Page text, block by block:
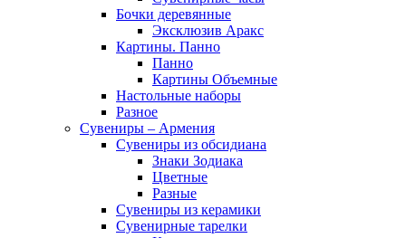
Бочки деревянные
Эксклюзив Аракс
Картины. Панно
Панно
Картины Объемные
Настольные наборы
Разное
Сувениры – Армения
Сувениры из обсидиана
Знаки Зодиака
Цветные
Разные
Сувениры из керамики
Сувенирные тарелки